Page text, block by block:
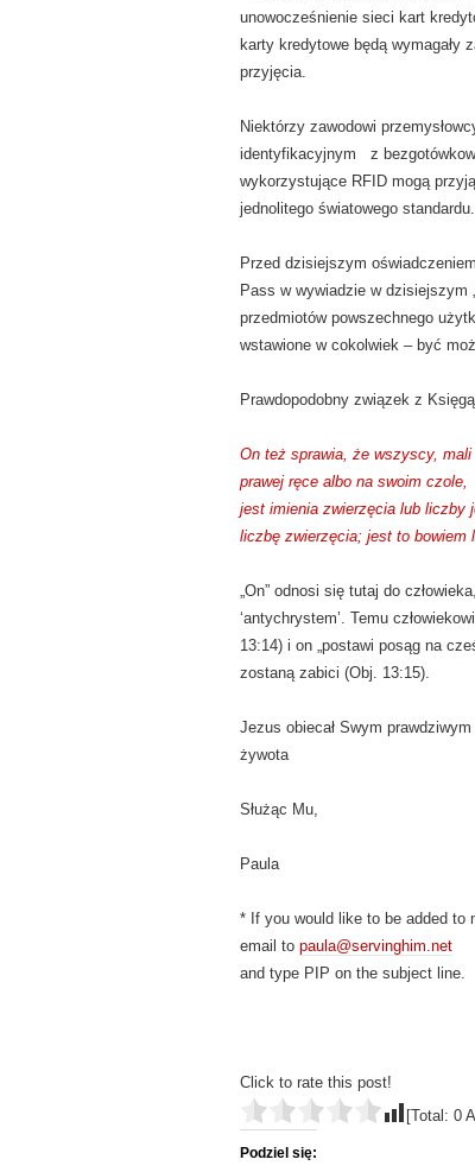
unowocześnienie sieci kart
karty kredytowe będą wymagały
przyjęcia.
Niektórzy zawodowi
identyfikacyjnym z
wykorzystujące RFID mogą
jednolitego światowego standardu.
Przed dzisiejszym
Pass w wywiadzie w dzisiejszym
przedmiotów powszechnego
wstawione w cokolwiek – być
Prawdopodobny związek z
On też sprawia, że wszyscy,
prawej ręce albo na swoim
jest imienia zwierzęcia lub liczby
liczbę zwierzęcia; jest to
„On” odnosi się tutaj do
‘antychrystem’. Temu
13:14) i on „postawi posąg na
zostaną zabici (Obj. 13:15).
Jezus obiecał Swym
żywota
Służąc Mu,
Paula
* If you would like to be added to
email to paula@servinghim.net
and type PIP on the subject line.
Click to rate this post!
[Total: 0
Podziel się: